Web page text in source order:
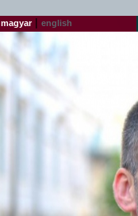
magyar| english